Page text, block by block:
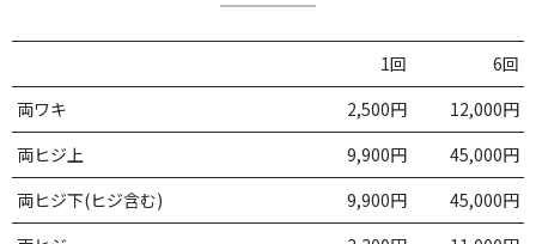
1回
6回
両ワキ
2,500円
12,000円
両ヒジ上
9,900円
45,000円
両ヒジ下(ヒジ含む)
9,900円
45,000円